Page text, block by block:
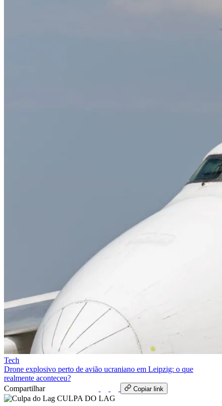
Tech
Drone explosivo perto de avião ucraniano em Leipzig: o que
realmente aconteceu?
Compartilhar
Copiar link
CULPA DO LAG